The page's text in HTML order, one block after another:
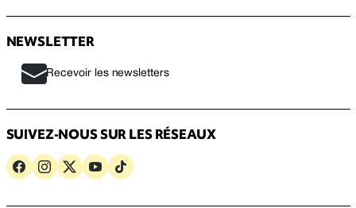
NEWSLETTER
Recevoir les newsletters
SUIVEZ-NOUS SUR LES RÉSEAUX